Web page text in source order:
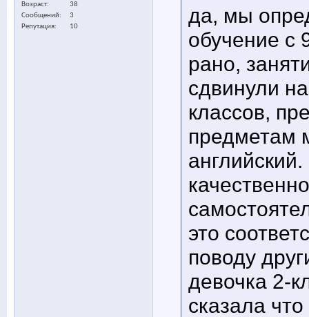
Возраст
38
Сообщений
3
Репутация
10
да, мы
обучение с
рано,
сдвинули
классов,
предметам
это
поводу
девочка 2-
сказала